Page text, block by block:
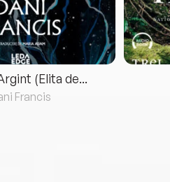
(Elita de...
Francis